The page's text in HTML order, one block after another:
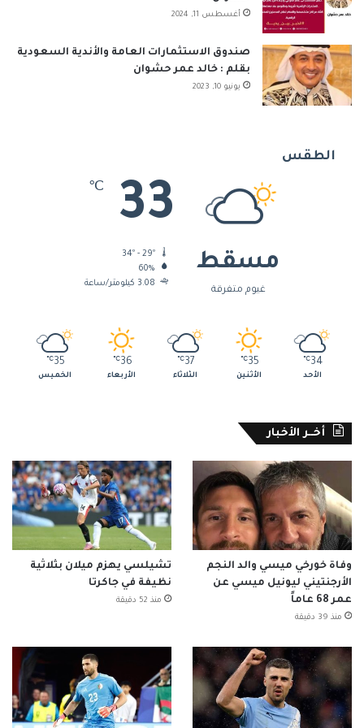
S
أغسطس 11, 2024
صندوق الاستثمارات العامة والأندية السعودية
بقلم : خالد عمر حشوان
يونيو 10, 2023
الطقس
مسقط
غيوم متفرقة
33
℃
60%
3.08 كيلومتر/ساعة
34
℃
الأحد
35
℃
الأثنين
37
℃
الثلاثاء
36
℃
الأربعاء
35
℃
الخميس
أخــر الأخبار
وفاة خورخي ميسي والد النجم
الأرجنتيني ليونيل ميسي عن
عمر 68 عاماً
منذ 39 دقيقة
تشيلسي يهزم ميلان بثلاثية
نظيفة في جاكرتا
منذ 52 دقيقة